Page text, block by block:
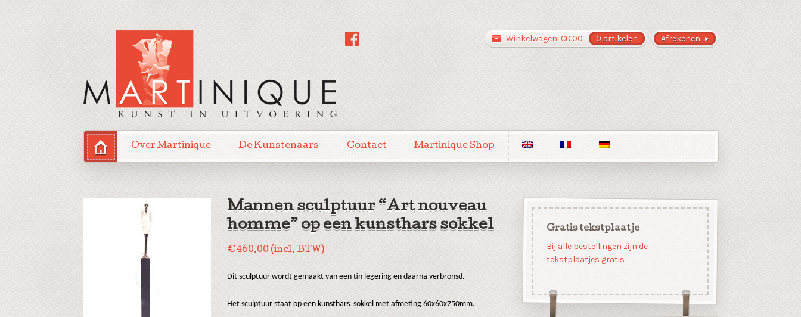
Afrekenen
Winkelwagen: €0.00 0 artikelen
Over Martinique De Kunstenaars Contact Martinique Shop
Mannen sculptuur “Art nouveau
homme” op een kunsthars sokkel
€460.00 (incl. BTW)
Dit sculptuur wordt gemaakt van een tin legering en daarna verbronsd.
Het sculptuur staat op een kunsthars sokkel met afmeting 60x60x750mm.
Gratis tekstplaatje
Bij alle bestellingen zijn de
tekstplaatjes gratis